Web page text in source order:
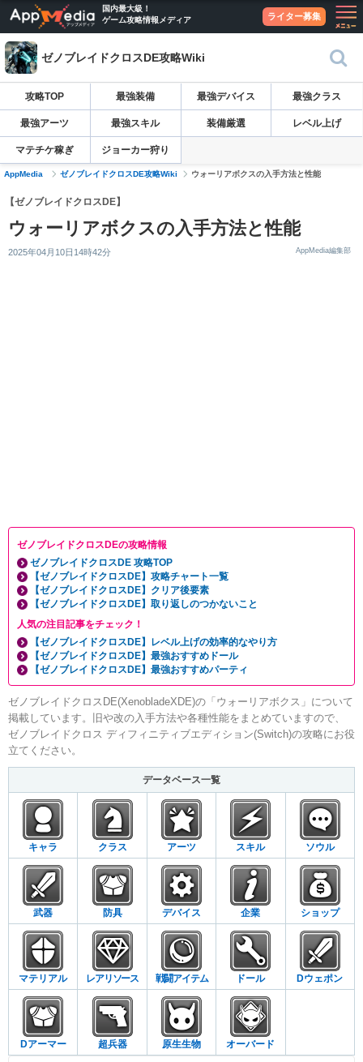
国内最大級！
ゲーム攻略情報メディア
ライター募集
ゼノブレイドクロスDE攻略Wiki
攻略TOP 最強装備 最強デバイス 最強クラス
最強アーツ 最強スキル 装備厳選 レベル上げ
マテチケ稼ぎ ジョーカー狩り
AppMedia ゼノブレイドクロスDE攻略Wiki ウォーリアボクスの入手方法と性能
【ゼノブレイドクロスDE】
ウォーリアボクスの入手方法と性能
2025年04月10日14時42分 AppMedia編集部
ゼノブレイドクロスDEの攻略情報
ゼノブレイドクロスDE 攻略TOP
【ゼノブレイドクロスDE】攻略チャート一覧
【ゼノブレイドクロスDE】クリア後要素
【ゼノブレイドクロスDE】取り返しのつかないこと
人気の注目記事をチェック！
【ゼノブレイドクロスDE】レベル上げの効率的なやり方
【ゼノブレイドクロスDE】最強おすすめドール
【ゼノブレイドクロスDE】最強おすすめパーティ
ゼノブレイドクロスDE(XenobladeXDE)の「ウォーリアボクス」について
掲載しています。旧や改の入手方法や各種性能をまとめていますので、
ゼノブレイドクロス ディフィニティブエディション(Switch)の攻略にお役
立てください。
データベース一覧
キャラ クラス アーツ スキル ソウル
武器 防具 デバイス 企業 ショップ
マテリアル レアリソース 戦闘アイテム ドール Dウェポン
Dアーマー 超兵器 原生生物 オーバード